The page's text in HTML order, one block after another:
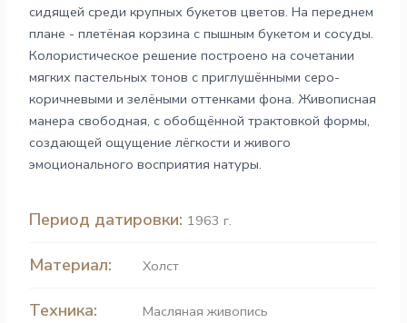
сидящей среди крупных букетов цветов. На переднем
плане - плетёная корзина с пышным букетом и сосуды.
Колористическое решение построено на сочетании
мягких пастельных тонов с приглушёнными серо-
коричневыми и зелёными оттенками фона. Живописная
манера свободная, с обобщённой трактовкой формы,
создающей ощущение лёгкости и живого
эмоционального восприятия натуры.
Период датировки: 1963 г.
Материал: Холст
Техника: Масляная живопись